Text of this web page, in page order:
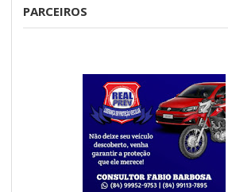
PARCEIROS